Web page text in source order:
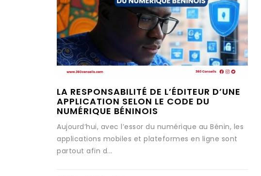
LA RESPONSABILITÉ DE L’ÉDITEUR D’UNE
APPLICATION SELON LE CODE DU
NUMÉRIQUE BÉNINOIS
Aujourd’hui, avec l’essor du numérique au Bénin, les
applications mobiles et plateformes en ligne sont
partout afin d...